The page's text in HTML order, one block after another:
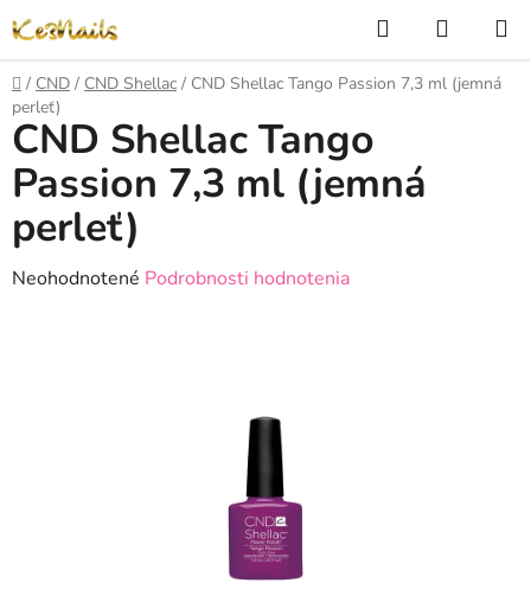
na
obsah
Hľadať
KOŠÍK
Domov
/ CND / CND Shellac / CND Shellac Tango Passion 7,3 ml (jemná
perleť)
CND Shellac Tango
Passion 7,3 ml (jemná
perleť)
Priemerné
Neohodnotené Podrobnosti hodnotenia